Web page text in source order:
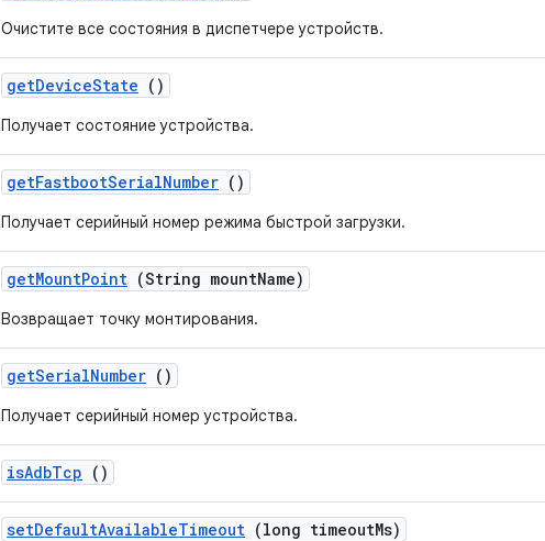
Очистите все состояния в диспетчере устройств.
getDeviceState ()
Получает состояние устройства.
getFastbootSerialNumber ()
Получает серийный номер режима быстрой загрузки.
getMountPoint (String mountName)
Возвращает точку монтирования.
getSerialNumber ()
Получает серийный номер устройства.
isAdbTcp ()
setDefaultAvailableTimeout (long timeoutMs)